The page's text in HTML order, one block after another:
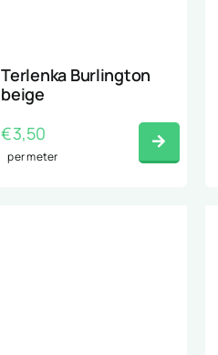
Terlenka Burlington
beige
€3,50
per meter